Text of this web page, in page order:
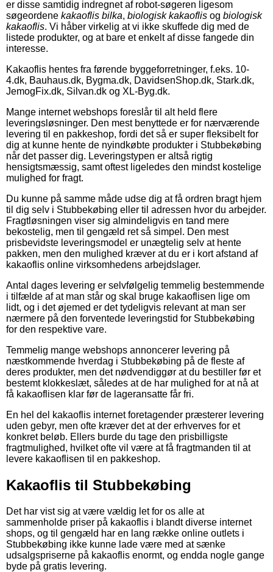
er disse samtidig indregnet af robot-søgeren ligesom
søgeordene kakaoflis bilka, biologisk kakaoflis og biologisk
kakaoflis. Vi håber virkelig at vi ikke skuffede dig med de
listede produkter, og at bare et enkelt af disse fangede din
interesse.
Kakaoflis hentes fra førende byggeforretninger, f.eks. 10-
4.dk, Bauhaus.dk, Bygma.dk, DavidsenShop.dk, Stark.dk,
JemogFix.dk, Silvan.dk og XL-Byg.dk.
Mange internet webshops foreslår til alt held flere
leveringsløsninger. Den mest benyttede er for nærværende
levering til en pakkeshop, fordi det så er super fleksibelt for
dig at kunne hente de nyindkøbte produkter i Stubbekøbing
når det passer dig. Leveringstypen er altså rigtig
hensigtsmæssig, samt oftest ligeledes den mindst kostelige
mulighed for fragt.
Du kunne på samme måde udse dig at få ordren bragt hjem
til dig selv i Stubbekøbing eller til adressen hvor du arbejder.
Fragtløsningen viser sig almindeligvis en tand mere
bekostelig, men til gengæld ret så simpel. Den mest
prisbevidste leveringsmodel er unægtelig selv at hente
pakken, men den mulighed kræver at du er i kort afstand af
kakaoflis online virksomhedens arbejdslager.
Antal dages levering er selvfølgelig temmelig bestemmende
i tilfælde af at man står og skal bruge kakaoflisen lige om
lidt, og i det øjemed er det tydeligvis relevant at man ser
nærmere på den forventede leveringstid for Stubbekøbing
for den respektive vare.
Temmelig mange webshops annoncerer levering på
næstkommende hverdag i Stubbekøbing på de fleste af
deres produkter, men det nødvendiggør at du bestiller før et
bestemt klokkeslæt, således at de har mulighed for at nå at
få kakaoflisen klar før de lageransatte får fri.
En hel del kakaoflis internet foretagender præsterer levering
uden gebyr, men ofte kræver det at der erhverves for et
konkret beløb. Ellers burde du tage den prisbilligste
fragtmulighed, hvilket ofte vil være at få fragtmanden til at
levere kakaoflisen til en pakkeshop.
Kakaoflis til Stubbekøbing
Det har vist sig at være vældig let for os alle at
sammenholde priser på kakaoflis i blandt diverse internet
shops, og til gengæld har en lang række online outlets i
Stubbekøbing ikke kunne lade være med at sænke
udsalgspriserne på kakaoflis enormt, og endda nogle gange
byde på gratis levering.